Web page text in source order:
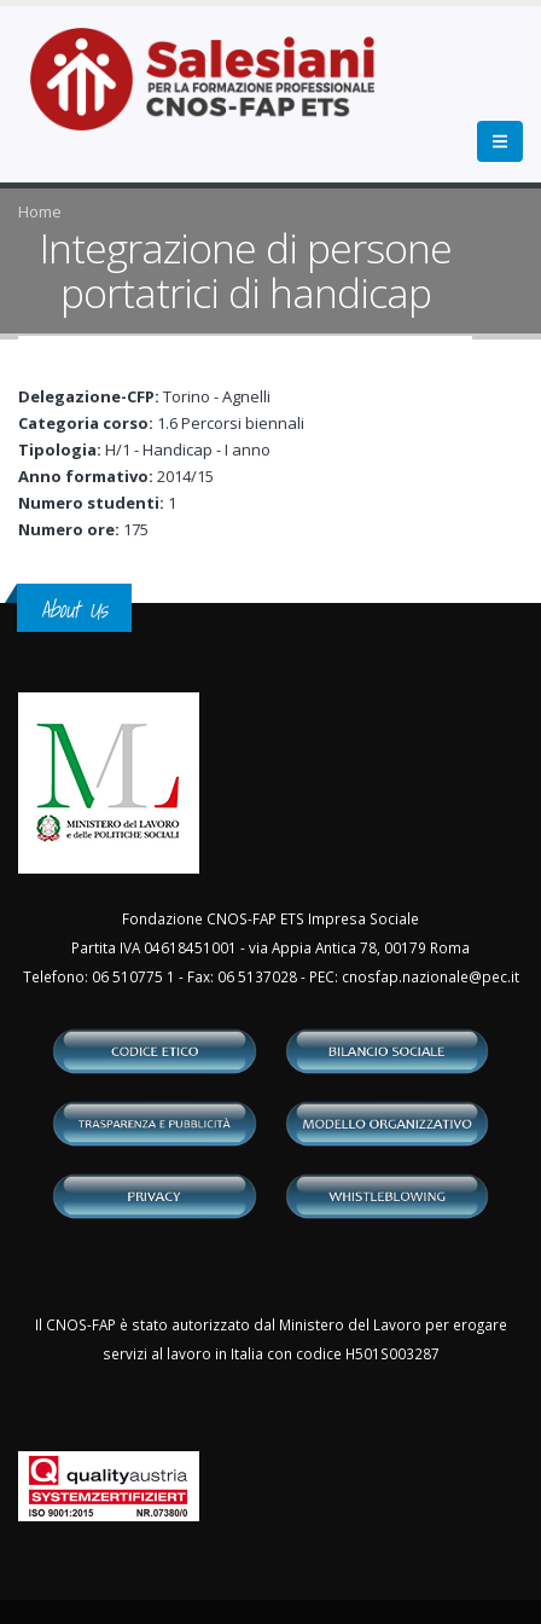
Home
Integrazione di persone
portatrici di handicap
Delegazione-CFP: Torino - Agnelli
Categoria corso: 1.6 Percorsi biennali
Tipologia: H/1 - Handicap - I anno
Anno formativo: 2014/15
Numero studenti: 1
Numero ore: 175
About Us
Fondazione CNOS-FAP ETS Impresa Sociale
Partita IVA 04618451001 - via Appia Antica 78, 00179 Roma
Telefono: 06 510775 1 - Fax: 06 5137028 - PEC: cnosfap.nazionale@pec.it
Il CNOS-FAP è stato autorizzato dal Ministero del Lavoro per erogare
servizi al lavoro in Italia con codice H501S003287